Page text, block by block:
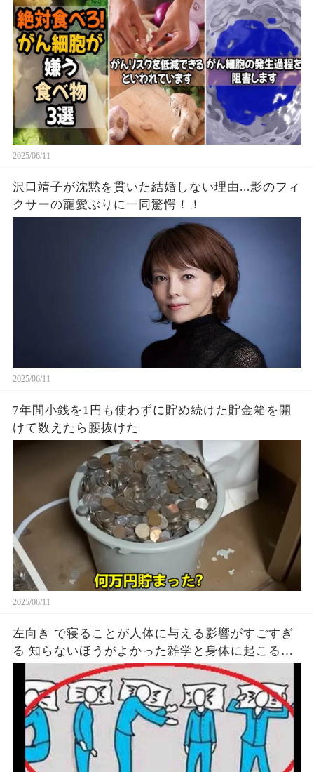
2025/06/11
沢口靖子が沈黙を貫いた結婚しない理由...影のフィ
クサーの寵愛ぶりに一同驚愕！！
2025/06/11
7年間小銭を1円も使わずに貯め続けた貯金箱を開
けて数えたら腰抜けた
2025/06/11
左向き で寝ることが人体に与える影響がすごすぎ
る 知らないほうがよかった雑学と身体に起こる現
象がヤバい… 驚くべき 大人の 面白いけど知ると後
悔